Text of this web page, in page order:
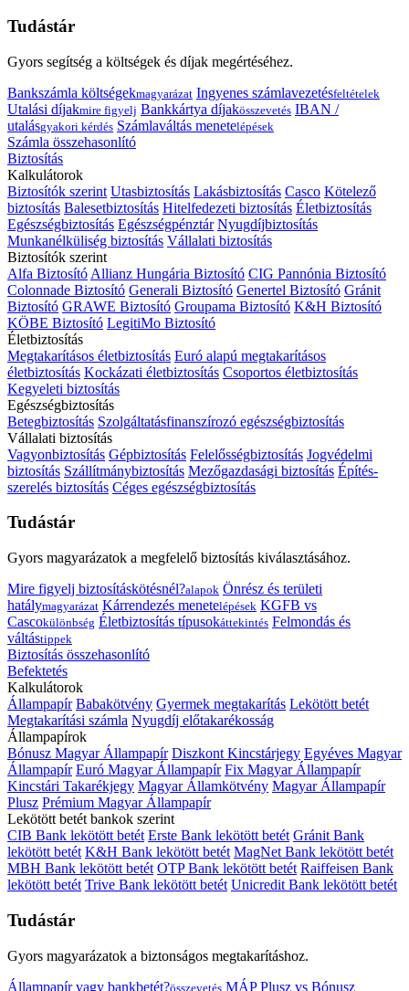
Tudástár
Gyors segítség a költségek és díjak megértéséhez.
Bankszámla költségekmagyarázat Ingyenes számlavezetésfeltételek
Utalási díjakmire figyelj Bankkártya díjakösszevetés IBAN /
utalásgyakori kérdés Számlaváltás menetelépések
Számla összehasonlító
Biztosítás
Kalkulátorok
Biztosítók szerint Utasbiztosítás Lakásbiztosítás Casco Kötelező
biztosítás Balesetbiztosítás Hitelfedezeti biztosítás Életbiztosítás
Egészségbiztosítás Egészségpénztár Nyugdíjbiztosítás
Munkanélküliség biztosítás Vállalati biztosítás
Biztosítók szerint
Alfa Biztosító Allianz Hungária Biztosító CIG Pannónia Biztosító
Colonnade Biztosító Generali Biztosító Genertel Biztosító Gránit
Biztosító GRAWE Biztosító Groupama Biztosító K&H Biztosító
KÖBE Biztosító LegitiMo Biztosító
Életbiztosítás
Megtakarításos életbiztosítás Euró alapú megtakarításos
életbiztosítás Kockázati életbiztosítás Csoportos életbiztosítás
Kegyeleti biztosítás
Egészségbiztosítás
Betegbiztosítás Szolgáltatásfinanszírozó egészségbiztosítás
Vállalati biztosítás
Vagyonbiztosítás Gépbiztosítás Felelősségbiztosítás Jogvédelmi
biztosítás Szállítmánybiztosítás Mezőgazdasági biztosítás Építés-
szerelés biztosítás Céges egészségbiztosítás
Tudástár
Gyors magyarázatok a megfelelő biztosítás kiválasztásához.
Mire figyelj biztosításkötésnél?alapok Önrész és területi
hatálymagyarázat Kárrendezés menetelépések KGFB vs
Cascokülönbség Életbiztosítás típusokáttekintés Felmondás és
váltástippek
Biztosítás összehasonlító
Befektetés
Kalkulátorok
Állampapír Babakötvény Gyermek megtakarítás Lekötött betét
Megtakarítási számla Nyugdíj előtakarékosság
Állampapírok
Bónusz Magyar Állampapír Diszkont Kincstárjegy Egyéves Magyar
Állampapír Euró Magyar Állampapír Fix Magyar Állampapír
Kincstári Takarékjegy Magyar Államkötvény Magyar Állampapír
Plusz Prémium Magyar Állampapír
Lekötött betét bankok szerint
CIB Bank lekötött betét Erste Bank lekötött betét Gránit Bank
lekötött betét K&H Bank lekötött betét MagNet Bank lekötött betét
MBH Bank lekötött betét OTP Bank lekötött betét Raiffeisen Bank
lekötött betét Trive Bank lekötött betét Unicredit Bank lekötött betét
Tudástár
Gyors magyarázatok a biztonságos megtakarításhoz.
Állampapír vagy bankbetét?összevetés MÁP Plusz vs Bónusz